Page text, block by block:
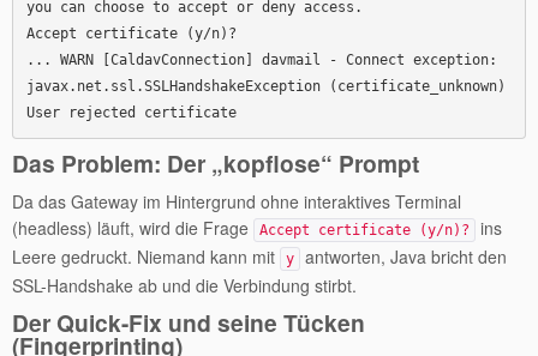
you can choose to accept or deny access.
Accept certificate (y/n)?
... WARN [CaldavConnection] davmail - Connect exception:
javax.net.ssl.SSLHandshakeException (certificate_unknown)
User rejected certificate
Das Problem: Der „kopflose“ Prompt
Da das Gateway im Hintergrund ohne interaktives Terminal
(headless) läuft, wird die Frage
Accept certificate (y/n)?
ins
Leere gedruckt. Niemand kann mit
y
antworten, Java bricht den
SSL-Handshake ab und die Verbindung stirbt.
Der Quick-Fix und seine Tücken
(Fingerprinting)